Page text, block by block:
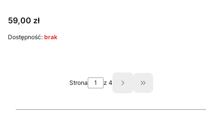
Cena
59,00 zł
Dostępność: brak
Strona z 4 Przejdź do ostatniej